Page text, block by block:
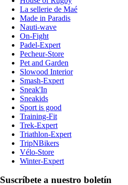
La sellerie de Maé
Made in Paradis
Nauti-wave
On-Fight
Padel-Expert
Pecheur-Store
Pet and Garden
Slowood Interior
Smash-Expert
Sneak'In
Sneakids
Sport is good
Training-Fit
Trek-Expert
Triathlon-Expert
TripNBikers
Vélo-Store
Winter-Expert
Suscríbete a nuestro boletín